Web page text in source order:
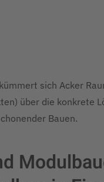
sich Acker
über die konkrete
Bauen.